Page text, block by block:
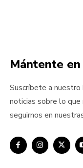
Mántente
Suscríbete a
noticias sobre lo
seguirnos en